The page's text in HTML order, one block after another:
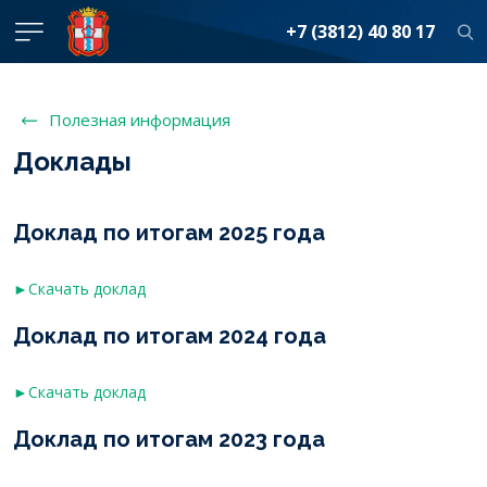
+7 (3812) 40 80 17
Полезная информация
Доклады
Доклад по итогам 2025 года
►Скачать доклад
Доклад по итогам 2024 года
►Скачать доклад
Доклад по итогам 2023 года